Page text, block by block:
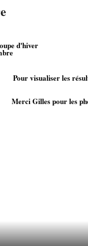
d'hiver
Pour visualiser les
Merci Gilles pour les